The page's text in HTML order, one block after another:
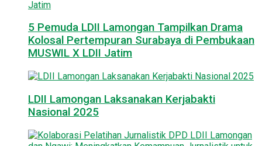
5 Pemuda LDII Lamongan Tampilkan Drama
Kolosal Pertempuran Surabaya di Pembukaan
MUSWIL X LDII Jatim
LDII Lamongan Laksanakan Kerjabakti
Nasional 2025